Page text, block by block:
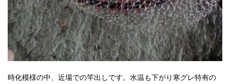
時化模様の中、近場での竿出しです。水温も下がり寒グレ特有の